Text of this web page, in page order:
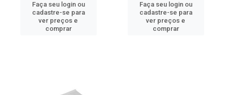
Faça seu login ou
cadastre-se para
ver preços e
comprar
Faça seu login ou
cadastre-se para
ver preços e
comprar